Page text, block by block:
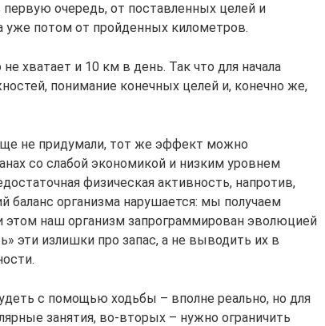
первую очередь, от поставленных целей и
уже потом от пройденных километров.
хватает и 10 км в день. Так что для начала
понимание конечных целей и, конечно же,
не придумали, тот же эффект можно
со слабой экономикой и низким уровнем
физическая активность, напротив,
баланс организма нарушается: мы получаем
этом наш организм запрограммирован эволюцией
эти излишки про запас, а не выводить их в
с помощью ходьбы – вполне реально, но для
занятия, во-вторых – нужно ограничить